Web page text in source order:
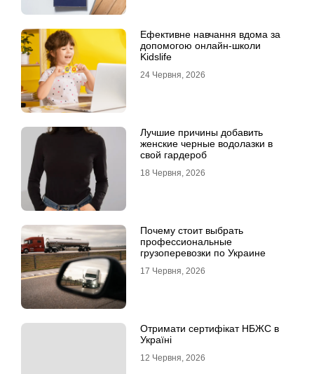
Ефективне навчання вдома за
допомогою онлайн-школи
Kidslife
24 Червня, 2026
Лучшие причины добавить
женские черные водолазки в
свой гардероб
18 Червня, 2026
Почему стоит выбрать
профессиональные
грузоперевозки по Украине
17 Червня, 2026
Отримати сертифікат НБЖС в
Україні
12 Червня, 2026